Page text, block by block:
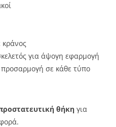
κράνος
για άψογη εφαρμογή
προσαρμογή σε κάθε τύπο
θήκη για